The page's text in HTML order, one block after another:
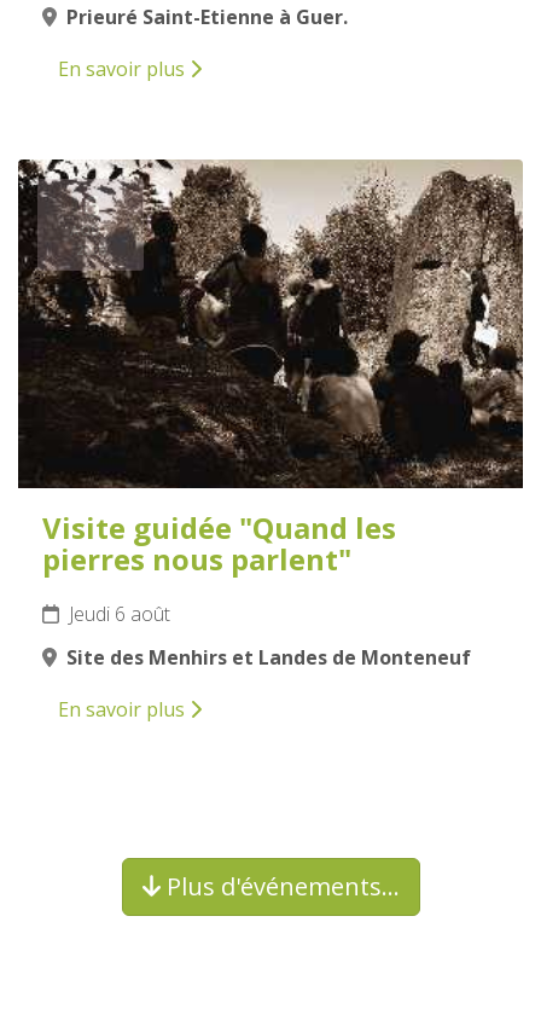
Prieuré Saint-Etienne à Guer.
En savoir plus
6
AOÛT
2026
Visite guidée "Quand les
pierres nous parlent"
Jeudi 6 août
Site des Menhirs et Landes de Monteneuf
En savoir plus
Plus d'événements…